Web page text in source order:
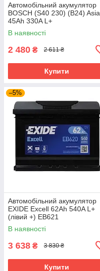
Автомобільний акумулятор
BOSCH (S40 230) (B24) Asia
45Ah 330A L+
В наявності
2 480 ₴ 2 611 ₴
Купити
–5%
Автомобільний акумулятор
EXIDE Excell 62Ah 540A L+
(лівий +) EB621
В наявності
3 638 ₴ 3 830 ₴
Купити